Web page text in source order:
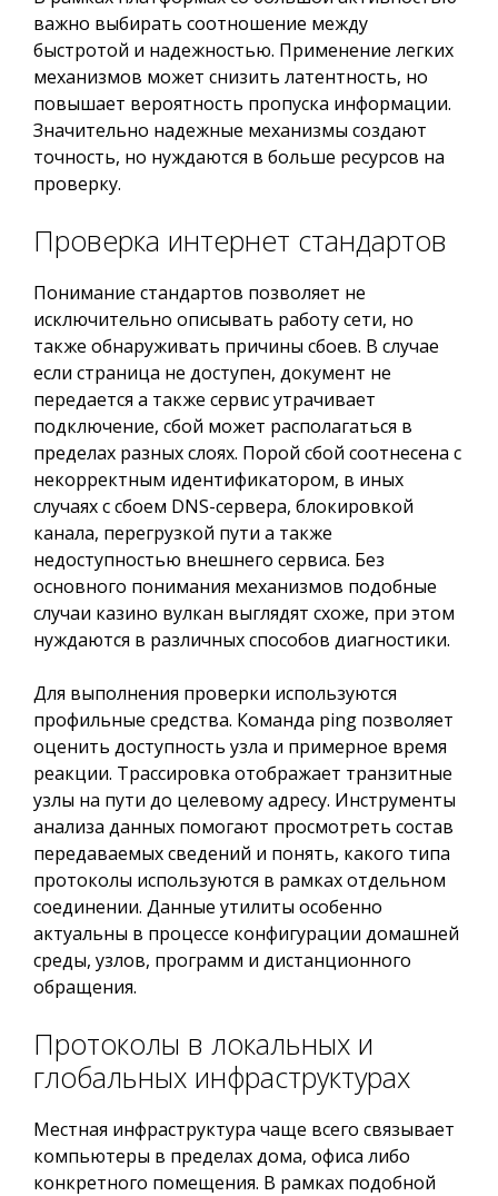
важно выбирать соотношение между
быстротой и надежностью. Применение легких
механизмов может снизить латентность, но
повышает вероятность пропуска информации.
Значительно надежные механизмы создают
точность, но нуждаются в больше ресурсов на
проверку.
Проверка интернет стандартов
Понимание стандартов позволяет не
исключительно описывать работу сети, но
также обнаруживать причины сбоев. В случае
если страница не доступен, документ не
передается а также сервис утрачивает
подключение, сбой может располагаться в
пределах разных слоях. Порой сбой соотнесена с
некорректным идентификатором, в иных
случаях с сбоем DNS-сервера, блокировкой
канала, перегрузкой пути а также
недоступностью внешнего сервиса. Без
основного понимания механизмов подобные
случаи казино вулкан выглядят схоже, при этом
нуждаются в различных способов диагностики.
Для выполнения проверки используются
профильные средства. Команда ping позволяет
оценить доступность узла и примерное время
реакции. Трассировка отображает транзитные
узлы на пути до целевому адресу. Инструменты
анализа данных помогают просмотреть состав
передаваемых сведений и понять, какого типа
протоколы используются в рамках отдельном
соединении. Данные утилиты особенно
актуальны в процессе конфигурации домашней
среды, узлов, программ и дистанционного
обращения.
Протоколы в локальных и
глобальных инфраструктурах
Местная инфраструктура чаще всего связывает
компьютеры в пределах дома, офиса либо
конкретного помещения. В рамках подобной